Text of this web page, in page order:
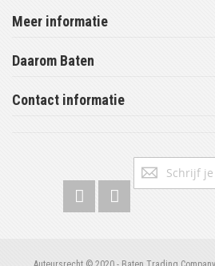
Meer informatie
Daarom Baten
Contact informatie
Abonneer